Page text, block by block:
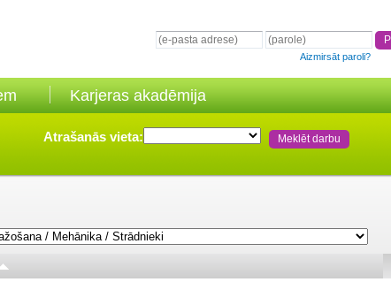
Aizmirsāt paroli?
Karjeras akadēmija
Atrašanās vieta: